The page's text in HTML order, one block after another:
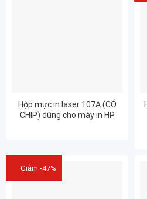
Hộp mực in laser 107A (CÓ
CHIP) dùng cho máy in HP
Giảm -47%